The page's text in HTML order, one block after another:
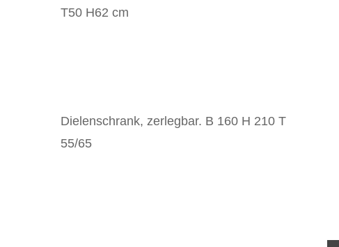
T50 H62 cm
Dielenschrank, zerlegbar. B 160 H 210 T
55/65